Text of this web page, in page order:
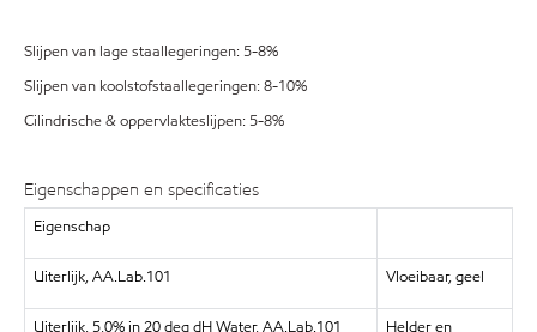
Slijpen van lage staallegeringen: 5-8%
Slijpen van koolstofstaallegeringen: 8-10%
Cilindrische & oppervlakteslijpen: 5-8%
Eigenschappen en specificaties
Eigenschap
Uiterlijk, AA.Lab.101 Vloeibaar, geel
Uiterlijk, 5,0% in 20 deg dH Water, AA.Lab.101
Helder en